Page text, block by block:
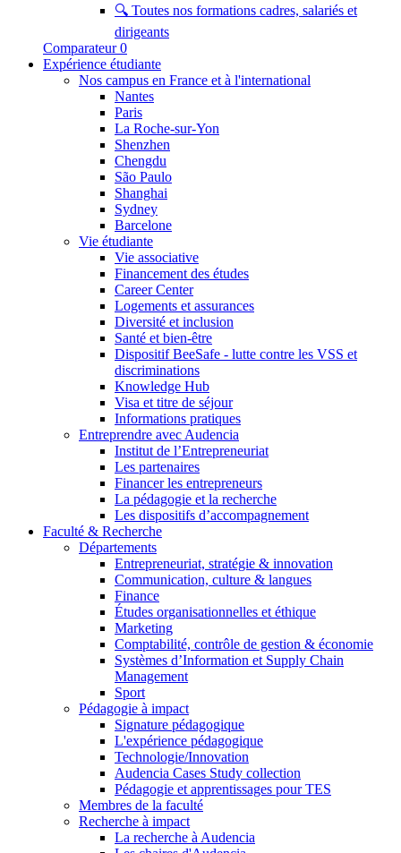
🔍 Toutes nos formations cadres, salariés et
dirigeants
Comparateur 0
Expérience étudiante
Nos campus en France et à l'international
Nantes
Paris
La Roche-sur-Yon
Shenzhen
Chengdu
São Paulo
Shanghai
Sydney
Barcelone
Vie étudiante
Vie associative
Financement des études
Career Center
Logements et assurances
Diversité et inclusion
Santé et bien-être
Dispositif BeeSafe - lutte contre les VSS et
discriminations
Knowledge Hub
Visa et titre de séjour
Informations pratiques
Entreprendre avec Audencia
Institut de l’Entrepreneuriat
Les partenaires
Financer les entrepreneurs
La pédagogie et la recherche
Les dispositifs d’accompagnement
Faculté & Recherche
Départements
Entrepreneuriat, stratégie & innovation
Communication, culture & langues
Finance
Études organisationnelles et éthique
Marketing
Comptabilité, contrôle de gestion & économie
Systèmes d’Information et Supply Chain
Management
Sport
Pédagogie à impact
Signature pédagogique
L'expérience pédagogique
Technologie/Innovation
Audencia Cases Study collection
Pédagogie et apprentissages pour TES
Membres de la faculté
Recherche à impact
La recherche à Audencia